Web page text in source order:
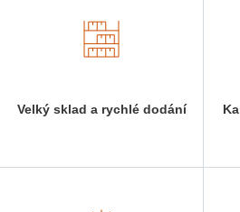
Velký sklad a rychlé dodání